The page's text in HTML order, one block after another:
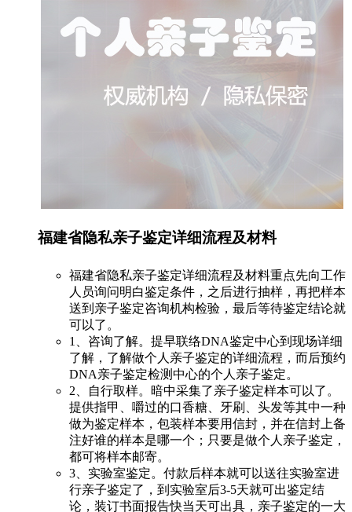
福建省隐私亲子鉴定详细流程及材料
福建省隐私亲子鉴定详细流程及材料重点先向工作
人员询问明白鉴定条件，之后进行抽样，再把样本
送到亲子鉴定咨询机构检验，最后等待鉴定结论就
可以了。
1、咨询了解。提早联络DNA鉴定中心到现场详细
了解，了解做个人亲子鉴定的详细流程，而后预约
DNA亲子鉴定检测中心的个人亲子鉴定。
2、自行取样。暗中采集了亲子鉴定样本可以了。
提供指甲、嚼过的口香糖、牙刷、头发等其中一种
做为鉴定样本，包装样本要用信封，并在信封上备
注好谁的样本是哪一个；只要是做个人亲子鉴定，
都可将样本邮寄。
3、实验室鉴定。付款后样本就可以送往实验室进
行亲子鉴定了，到实验室后3-5天就可出鉴定结
论，装订书面报告快当天可出具，亲子鉴定的一大